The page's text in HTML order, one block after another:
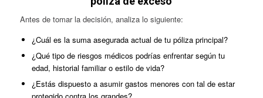
Antes de tomar la decisión, analiza lo siguiente:
¿Cuál es la suma asegurada actual de tu póliza principal?
¿Qué tipo de riesgos médicos podrías enfrentar según tu
edad, historial familiar o estilo de vida?
¿Estás dispuesto a asumir gastos menores con tal de estar